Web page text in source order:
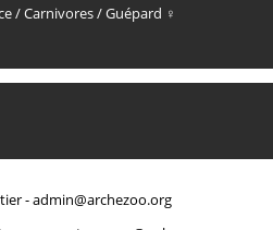
/Carnivores/Guépard ♀
-admin@archezoo.org